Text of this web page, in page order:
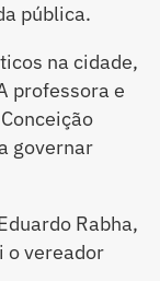
pública.
na cidade,
professora e
governar
Rabha,
o vereador